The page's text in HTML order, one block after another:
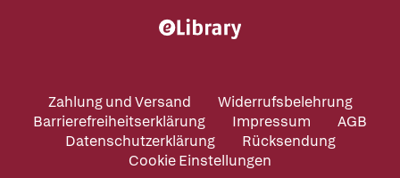
Zahlung und Versand
Widerrufsbelehrung
Barrierefreiheitserklärung
Impressum
AGB
Datenschutzerklärung
Rücksendung
Cookie Einstellungen